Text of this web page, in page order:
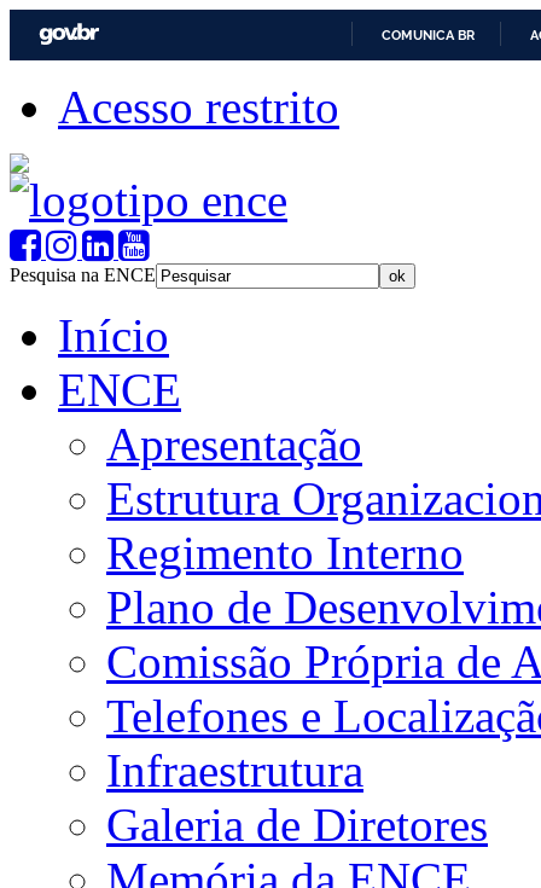
COMUNICA BR
Acesso restrito
Pesquisa na ENCE
Início
ENCE
Apresentação
Estrutura
Regimento Interno
Plano de
Comissão Própria de
Telefones e
Infraestrutura
Galeria de Diretores